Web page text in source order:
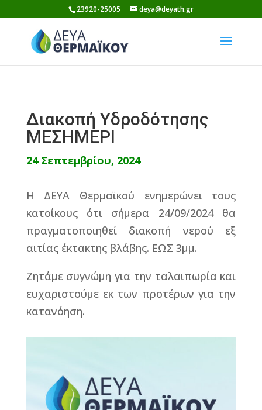
to
content
23920-25005 deya@deyath.gr
Διακοπή Υδροδότησης
ΜΕΣΗΜΕΡΙ
24 Σεπτεμβρίου, 2024
Η ΔΕΥΑ Θερμαϊκού ενημερώνει τους
κατοίκους ότι σήμερα 24/09/2024 θα
πραγματοποιηθεί διακοπή νερού εξ
αιτίας έκτακτης βλάβης. ΕΩΣ 3μμ.
Ζητάμε συγνώμη για την ταλαιπωρία και
ευχαριστούμε εκ των προτέρων για την
κατανόηση.